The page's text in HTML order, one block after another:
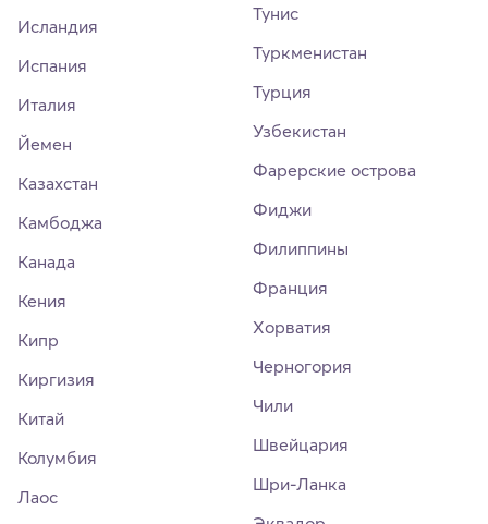
Исландия
Испания
Италия
Йемен
Казахстан
Камбоджа
Канада
Кения
Кипр
Киргизия
Китай
Колумбия
Лаос
Тунис
Туркменистан
Турция
Узбекистан
Фарерские острова
Фиджи
Филиппины
Франция
Хорватия
Черногория
Чили
Швейцария
Шри-Ланка